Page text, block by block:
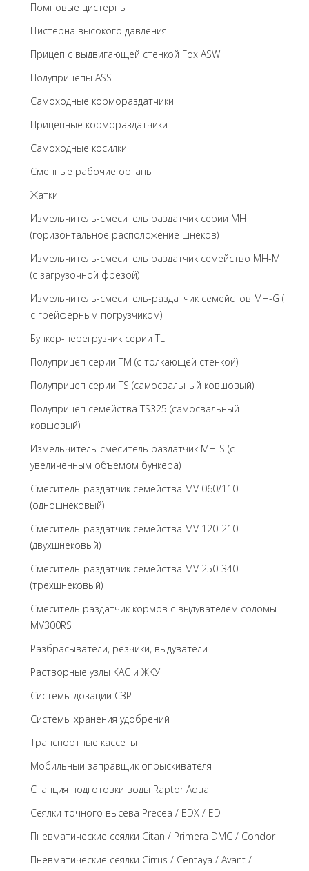
Помповые цистерны
Цистерна высокого давления
Прицеп с выдвигающей стенкой Fox ASW
Полуприцепы ASS
Самоходные кормораздатчики
Прицепные кормораздатчики
Самоходные косилки
Сменные рабочие органы
Жатки
Измельчитель-смеситель раздатчик серии MH
(горизонтальное расположение шнеков)
Измельчитель-смеситель раздатчик семейство MH-M
(с загрузочной фрезой)
Измельчитель-смеситель-раздатчик семейстов MH-G (
с грейферным погрузчиком)
Бункер-перегрузчик серии TL
Полуприцеп серии TM (с толкающей стенкой)
Полуприцеп серии TS (самосвальный ковшовый)
Полуприцеп семейства TS325 (самосвальный
ковшовый)
Измельчитель-смеситель раздатчик MH-S (с
увеличенным объемом бункера)
Смеситель-раздатчик семейства MV 060/110
(одношнековый)
Смеситель-раздатчик семейства MV 120-210
(двухшнековый)
Смеситель-раздатчик семейства MV 250-340
(трехшнековый)
Cмеситель раздатчик кормов с выдувателем соломы
MV300RS
Разбрасыватели, резчики, выдуватели
Растворные узлы КАС и ЖКУ
Системы дозации СЗР
Системы хранения удобрений
Транспортные кассеты
Мобильный заправщик опрыскивателя
Станция подготовки воды Raptor Aqua
Сеялки точного высева Precea / EDX / ED
Пневматические сеялки Citan / Primera DMC / Condor
Пневматические сеялки Cirrus / Centaya / Avant /